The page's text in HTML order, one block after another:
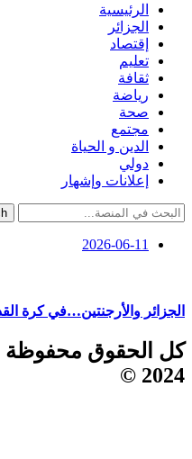
الرئيسية
الجزائر
إقتصاد
تعليم
ثقافة
رياضة
صحة
مجتمع
الدين و الحياة
دولي
إعلانات وإشهار
2026-06-11
الجزائر والأرجنتين…في كرة
كل الحقوق محفوظة
2024 ©